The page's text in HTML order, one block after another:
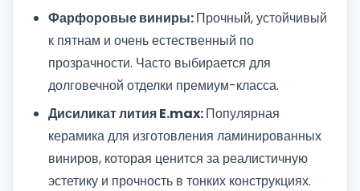
Фарфоровые виниры:Прочный, устойчивый
к пятнам и очень естественный по
прозрачности. Часто выбирается для
долговечной отделки премиум-класса.
Дисиликат лития E.max:Популярная
керамика для изготовления ламинированных
виниров, которая ценится за реалистичную
эстетику и прочность в тонких конструкциях.